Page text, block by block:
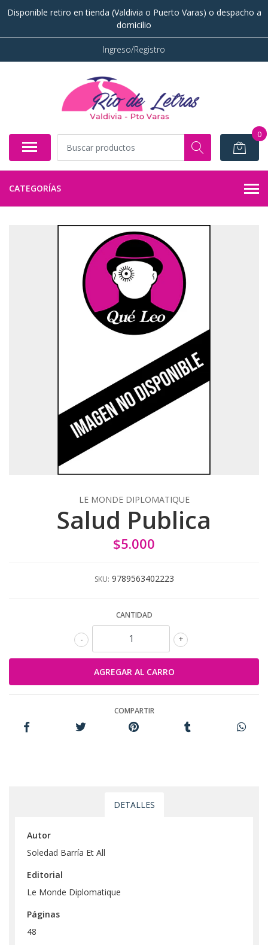
Disponible retiro en tienda (Valdivia o Puerto Varas) o despacho a
domicilio
Ingreso/Registro
0
CATEGORÍAS
LE MONDE DIPLOMATIQUE
Salud Publica
$5.000
SKU: 9789563402223
CANTIDAD
+
-
COMPARTIR
DETALLES
Autor
Soledad Barría Et All
Editorial
Le Monde Diplomatique
Páginas
48